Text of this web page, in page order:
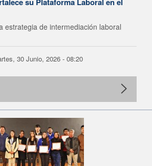
estrategia de intermediación laboral
30 Junio, 2026 - 08:20